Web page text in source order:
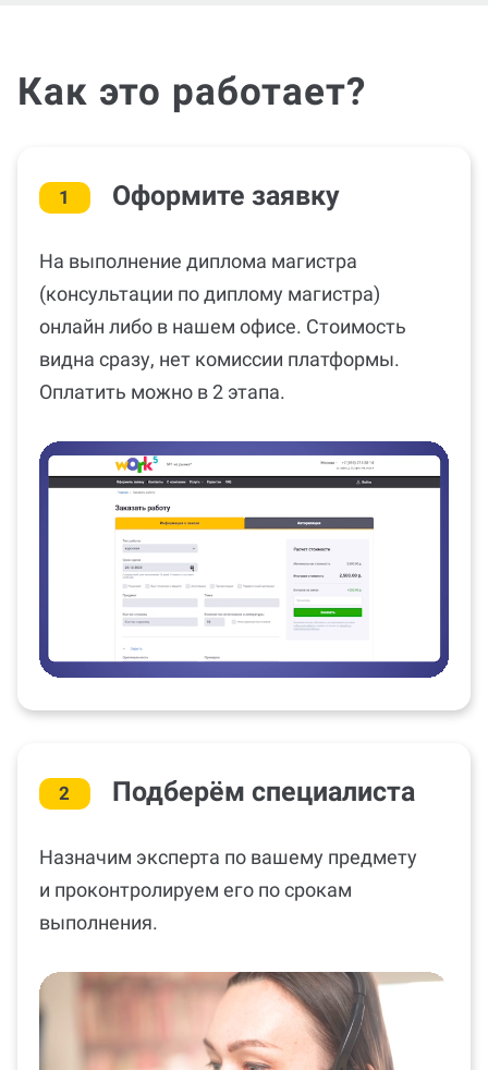
Как это работает?
Оформите заявку
На выполнение диплома магистра
(консультации по диплому магистра)
онлайн либо в нашем офисе. Стоимость
видна сразу, нет комиссии платформы.
Подберём специалиста
Назначим эксперта по вашему предмету
и проконтролируем его по срокам